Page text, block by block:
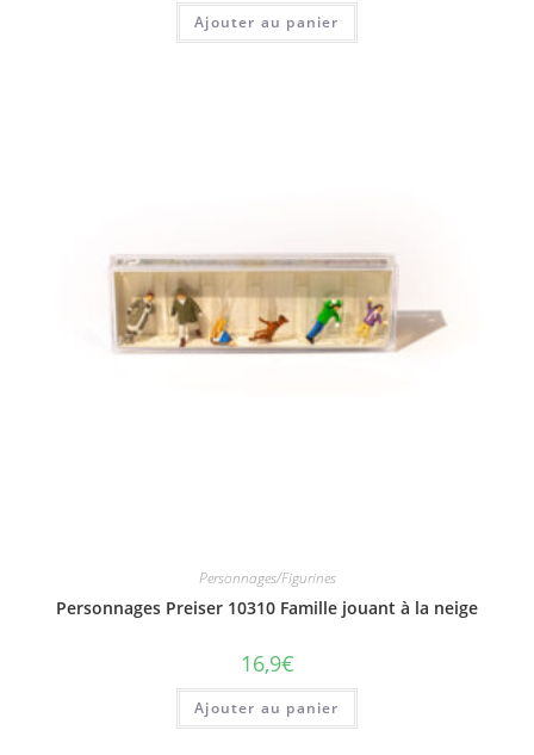
Ajouter au panier
Personnages/Figurines
Personnages Preiser 10310 Famille jouant à la neige
16,9€
Ajouter au panier